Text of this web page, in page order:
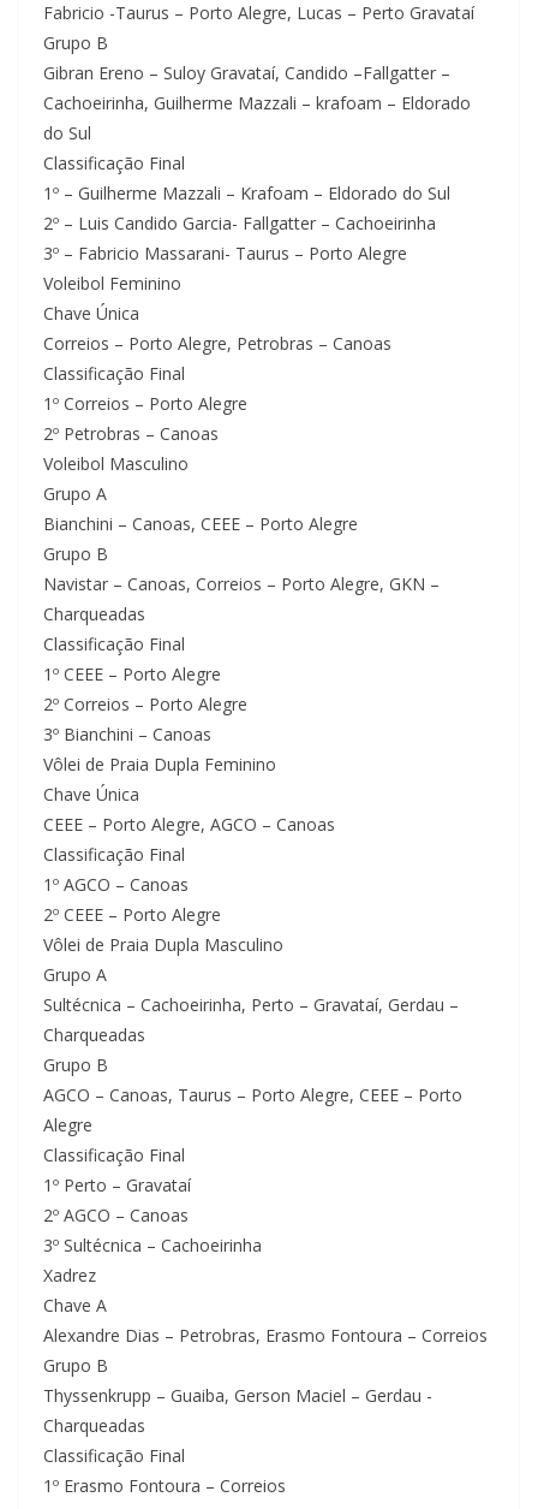
Fabricio -Taurus – Porto Alegre, Lucas – Perto Gravataí
Grupo B
Gibran Ereno – Suloy Gravataí, Candido –Fallgatter –
Cachoeirinha, Guilherme Mazzali – krafoam – Eldorado
do Sul
Classificação Final
1º – Guilherme Mazzali – Krafoam – Eldorado do Sul
2º – Luis Candido Garcia- Fallgatter – Cachoeirinha
3º – Fabricio Massarani- Taurus – Porto Alegre
Voleibol Feminino
Chave Única
Correios – Porto Alegre, Petrobras – Canoas
Classificação Final
1º Correios – Porto Alegre
2º Petrobras – Canoas
Voleibol Masculino
Grupo A
Bianchini – Canoas, CEEE – Porto Alegre
Grupo B
Navistar – Canoas, Correios – Porto Alegre, GKN –
Charqueadas
Classificação Final
1º CEEE – Porto Alegre
2º Correios – Porto Alegre
3º Bianchini – Canoas
Vôlei de Praia Dupla Feminino
Chave Única
CEEE – Porto Alegre, AGCO – Canoas
Classificação Final
1º AGCO – Canoas
2º CEEE – Porto Alegre
Vôlei de Praia Dupla Masculino
Grupo A
Sultécnica – Cachoeirinha, Perto – Gravataí, Gerdau –
Charqueadas
Grupo B
AGCO – Canoas, Taurus – Porto Alegre, CEEE – Porto
Alegre
Classificação Final
1º Perto – Gravataí
2º AGCO – Canoas
3º Sultécnica – Cachoeirinha
Xadrez
Chave A
Alexandre Dias – Petrobras, Erasmo Fontoura – Correios
Grupo B
Thyssenkrupp – Guaiba, Gerson Maciel – Gerdau -
Charqueadas
Classificação Final
1º Erasmo Fontoura – Correios